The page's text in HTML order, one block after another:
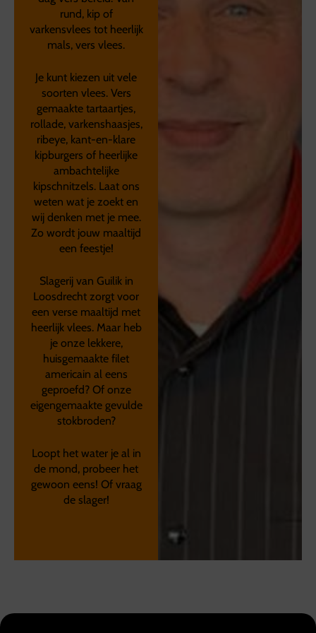
rund, kip of
varkensvlees tot heerlijk
mals, vers vlees.
Je kunt kiezen uit vele
soorten vlees. Vers
gemaakte tartaartjes,
rollade, varkenshaasjes,
ribeye, kant-en-klare
kipburgers of heerlijke
ambachtelijke
kipschnitzels. Laat ons
weten wat je zoekt en
wij denken met je mee.
Zo wordt jouw maaltijd
een feestje!
Slagerij van Guilik in
Loosdrecht zorgt voor
een verse maaltijd met
heerlijk vlees. Maar heb
je onze lekkere,
huisgemaakte filet
americain al eens
geproefd? Of onze
eigengemaakte gevulde
stokbroden?
Loopt het water je al in
de mond, probeer het
gewoon eens! Of vraag
de slager!